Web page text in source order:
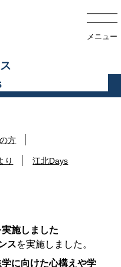
メニュー
方
り 江北Days
施しました
スを実施しました。
学に向けた心構えや学